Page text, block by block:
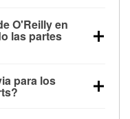
alternador y
luz “Check Engine”
de
disponibles en
La tienda
O'Reilly en
las partes
en la
hayas comprado
para los